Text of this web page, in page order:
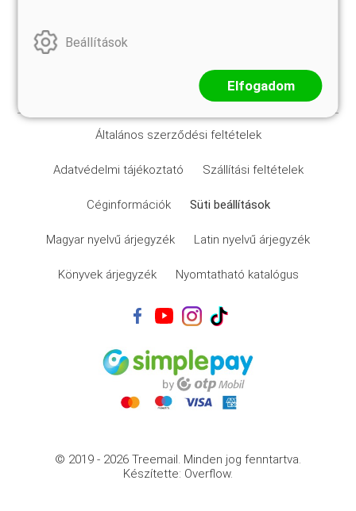
Általános szerződési feltételek
Adatvédelmi tájékoztató Szállítási feltételek
Céginformációk Süti beállítások
Magyar nyelvű árjegyzék Latin nyelvű árjegyzék
Könyvek árjegyzék Nyomtatható katalógus
© 2019 - 2026 Treemail. Minden jog fenntartva.
Készítette: Overflow.
Beállítások
Elfogadom